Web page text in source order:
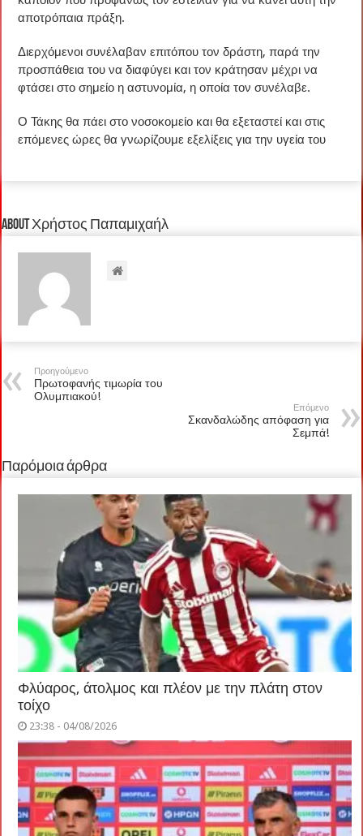
αποτρόπαια πράξη.
Διερχόμενοι συνέλαβαν επιτόπου τον δράστη, παρά την
προσπάθεια του να διαφύγει και τον κράτησαν μέχρι να
φτάσει στο σημείο η αστυνομία, η οποία τον συνέλαβε.
Ο Τάκης θα πάει στο νοσοκομείο και θα εξεταστεί και στις
επόμενες ώρες θα γνωρίζουμε εξελίξεις για την υγεία του
About Χρήστος Παπαμιχαήλ
Προηγούμενο
Πρωτοφανής τιμωρία του
Ολυμπιακού!
Επόμενο
Σκανδαλώδης απόφαση για
Σεμπά!
Παρόμοια άρθρα
Φλύαρος, άτολμος και πλέον με την πλάτη στον
τοίχο
23:38 - 04/08/2026